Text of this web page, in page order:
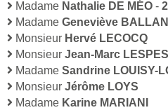
Madame Nathalie DE MÉO -
Madame Geneviève
Monsieur Hervé LECOCQ
Monsieur Jean-Marc LESPES
Madame Sandrine LOUISY-
Monsieur Jérôme LOYS
Madame Karine MARIANI